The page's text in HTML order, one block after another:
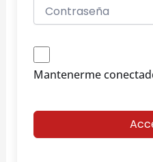
Mantenerme